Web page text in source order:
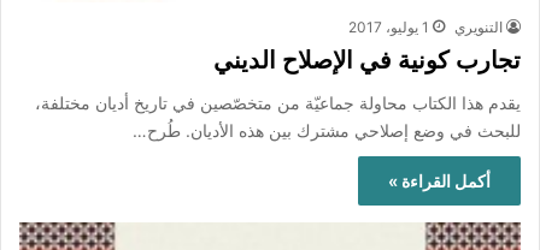
التنويري 1 يوليو، 2017
تجارب كونية في الإصلاح الديني
يقدم هذا الكتاب محاولة جماعيّة من متخصّصين في تاريخ أديان مختلفة،
للبحث في وضع إصلاحي مشترك بين هذه الأديان. طُرح…
أكمل القراءة »